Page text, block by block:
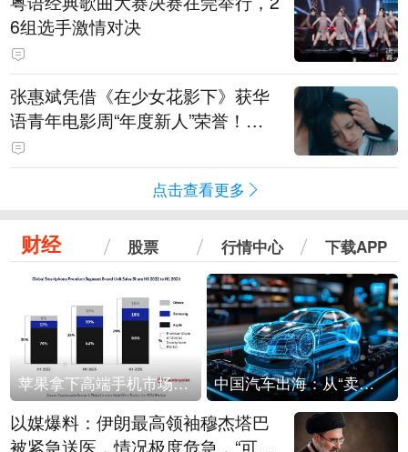
6组选手激情对决
张惠斌凭借《在少女花影下》获华
语青年电影周“年度新人”荣誉！该
电影全程在广州取景，采用粤语对
白，主演均为广州本土演员
点击查看更多
财经 股票 行情中心 下载APP
苹果拿下高端手机市场65%的份额：iPhone 17系列功不可没 中国汽车出海：从“卖出去”到“走进去”
以媒爆料：伊朗最高领袖穆杰塔巴
被紧急送医，情况极度危急，“可能